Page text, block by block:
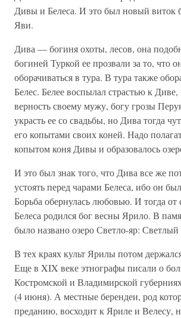
Дивы и Белеса. И это был новый виток
Яви.
Дива — богиня охоты, лесов, она
богиней Туркой ее прозвали за то, что
оборачиваться в тура. В тура также
Белес. Белее воспылал страстью к Диве,
верность своему мужу, богу грозы
украсть ее со свадьбы, но Дива тогда
его копытами своих коней. Надо
копытом коня Дивы и образовалось
И это был знак того, что Дива все же
устоять перед чарами Белеса, ибо он
Борьба обернулась любовью. И тогда
Белеса родился бог весны Ярило. В
было названо озеро Светло-яр:
В тех краях культ Ярилы потом
Еще в XIX веке этнографы писали о
Костромской и Владимирской
(4 июня). А местные берендеи, род
преданию, восходит к Яриле и Велесу,